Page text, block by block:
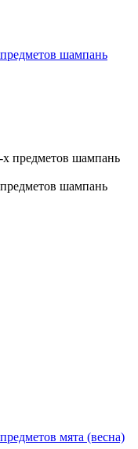
шампань
шампань
мята (весна)